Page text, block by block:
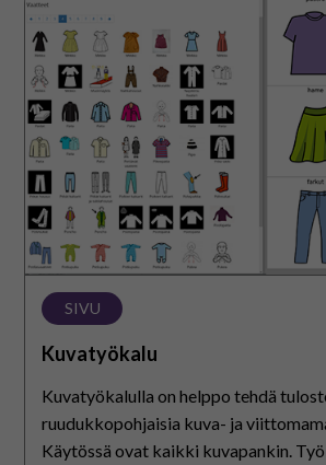
Kuvatyökalu
SIVU
Kuvatyökalu
Kuvatyökalulla on helppo tehdä
ruudukkopohjaisia kuva- ja
Käytössä ovat kaikki kuvapankin.